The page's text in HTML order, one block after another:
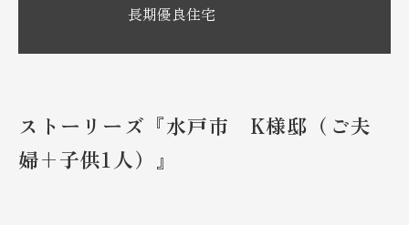
長期優良住宅
ストーリーズ『水戸市 K様邸（ご夫
婦+子供1人）』